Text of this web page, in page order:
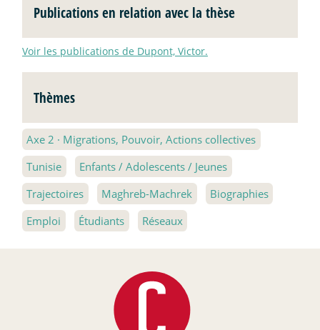
Publications en relation avec la thèse
Voir les publications de Dupont, Victor.
Thèmes
Axe 2 · Migrations, Pouvoir, Actions collectives
Tunisie
Enfants / Adolescents / Jeunes
Trajectoires
Maghreb-Machrek
Biographies
Emploi
Étudiants Réseaux